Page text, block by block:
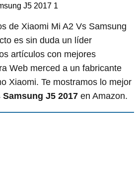
de Xiaomi Mi A2 Vs Samsung
es sin duda un líder
artículos con mejores
Web merced a un fabricante
Xiaomi. Te mostramos lo mejor
J5 2017 en Amazon.